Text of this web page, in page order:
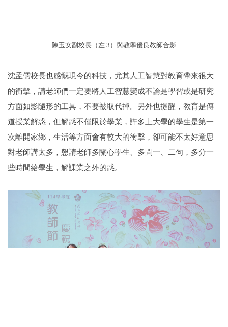
陳玉女副校長（左 3）與教學優良教師合影
沈孟儒校長也感慨現今的科技，尤其人工智慧對教育帶來很大
的衝擊，請老師們一定要將人工智慧變成不論是學習或是研究
方面如影隨形的工具，不要被取代掉。另外也提醒，教育是傳
道授業解惑，但解惑不僅限於學業，許多上大學的學生是第一
次離開家鄉，生活等方面會有較大的衝擊，卻可能不太好意思
對老師講太多，懇請老師多關心學生、多問一、二句，多分一
些時間給學生，解課業之外的惑。